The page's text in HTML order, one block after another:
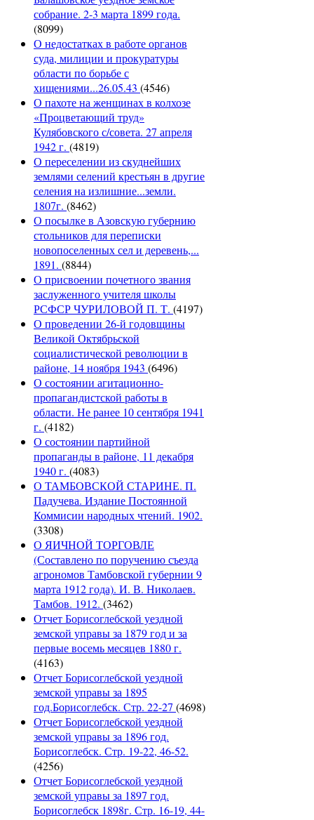
собрание. 2-3 марта 1899 года.
(8099)
О недостатках в работе органов
суда, милиции и прокуратуры
области по борьбе с
хищениями...26.05.43 (4546)
О пахоте на женщинах в колхозе
«Процветающий труд»
Кулябовского с/совета. 27 апреля
1942 г. (4819)
О переселении из скуднейших
землями селений крестьян в другие
селения на излишние...земли.
1807г. (8462)
О посылке в Азовскую губернию
стольников для переписки
новопоселенных сел и деревень,...
1891. (8844)
О присвоении почетного звания
заслуженного учителя школы
РСФСР ЧУРИЛОВОЙ П. Т. (4197)
О проведении 26-й годовщины
Великой Октябрьской
социалистической революции в
районе, 14 ноября 1943 (6496)
О состоянии агитационно-
пропагандистской работы в
области. Не ранее 10 сентября 1941
г. (4182)
О состоянии партийной
пропаганды в районе, 11 декабря
1940 г. (4083)
О ТАМБОВСКОЙ СТАРИНЕ. П.
Падучева. Издание Постоянной
Коммисии народных чтений. 1902.
(3308)
О ЯИЧНОЙ ТОРГОВЛЕ
(Составлено по поручению съезда
агрономов Тамбовской губернии 9
марта 1912 года). И. В. Николаев.
Тамбов. 1912. (3462)
Отчет Борисоглебской уездной
земской управы за 1879 год и за
первые восемь месяцев 1880 г.
(4163)
Отчет Борисоглебской уездной
земской управы за 1895
год.Борисоглебск. Стр. 22-27 (4698)
Отчет Борисоглебской уездной
земской управы за 1896 год.
Борисоглебск. Стр. 19-22, 46-52.
(4256)
Отчет Борисоглебской уездной
земской управы за 1897 год.
Борисоглебск 1898г. Стр. 16-19, 44-